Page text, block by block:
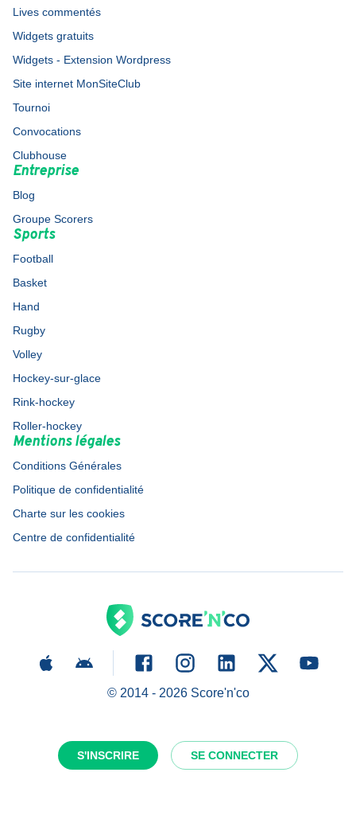
S'INSCRIRE SE CONNECTER
Lives commentés
Widgets gratuits
Widgets - Extension Wordpress
Site internet MonSiteClub
Tournoi
Convocations
Clubhouse
Entreprise
Blog
Groupe Scorers
Sports
Football
Basket
Hand
Rugby
Volley
Hockey-sur-glace
Rink-hockey
Roller-hockey
Mentions légales
Conditions Générales
Politique de confidentialité
Charte sur les cookies
Centre de confidentialité
© 2014 - 2026Score'n'co